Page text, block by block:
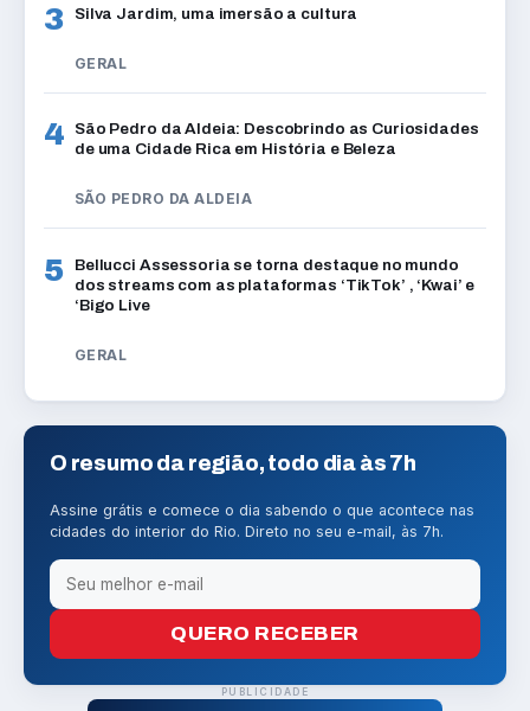
3 Silva Jardim, uma imersão a cultura
GERAL
4
São Pedro da Aldeia: Descobrindo as Curiosidades
de uma Cidade Rica em História e Beleza
SÃO PEDRO DA ALDEIA
5
Bellucci Assessoria se torna destaque no mundo
dos streams com as plataformas ‘TikTok’ , ‘Kwai’ e
‘Bigo Live
GERAL
O resumo da região, todo dia às 7h
Assine grátis e comece o dia sabendo o que acontece nas
cidades do interior do Rio. Direto no seu e-mail, às 7h.
QUERO RECEBER
PUBLICIDADE